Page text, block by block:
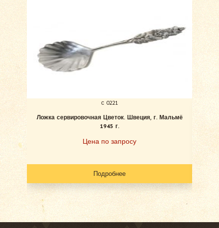
с 0221
Ложка сервировочная Цветок. Швеция, г. Мальмё
1945 г.
Цена по запросу
Подробнее